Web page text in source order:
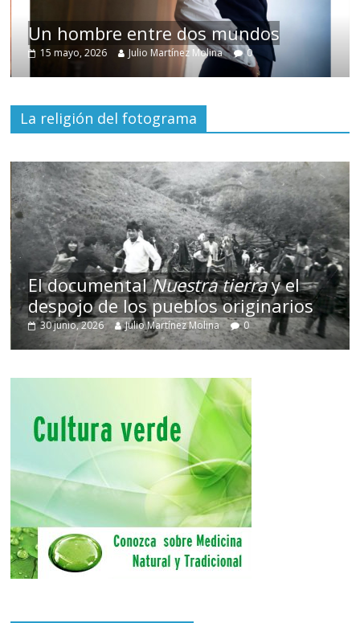
Un hombre entre dos mundos
15 mayo, 2026 Julio Martínez Molina 0
La religión del fotograma
El documentalNuestra tierray el
despojo de los pueblos originarios
30 junio, 2026 Julio Martínez Molina 0